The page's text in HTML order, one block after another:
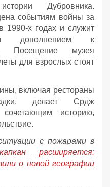
Дубровника.
событиям войны за
1990-х годах и служит
дополнением к
Посещение музея
для взрослых стоят
включая рестораны
делает Срдж
историю,
с пожарами в
расширяется:
о новой географии